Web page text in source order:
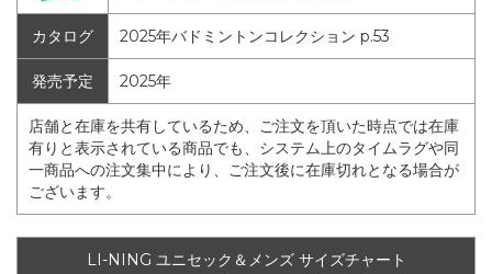
カタログ 2025年バドミントンコレクション p.53
発売予定 2025年
店舗と在庫を共有しているため、ご注文を頂いた時点では在庫
有りと表示されている商品でも、システム上のタイムラグや同
一商品への注文集中により、ご注文後に在庫切れとなる場合が
ございます。
LI-NING ユニセック＆メンズ サイズチャート